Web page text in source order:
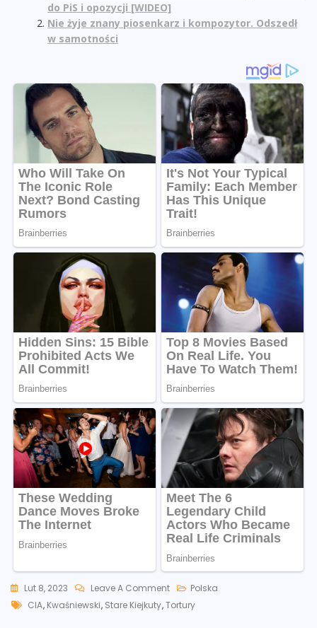
do PiS i opozycji [WIDEO]
Nie żyje znany piosenkarz i kompozytor. Odszedł
w samotności
Lut 8, 2023 Leave A CommentOn
Kwaśniewski
Polska
Tags
CIA, Kwaśniewski, Stare Kiejkuty,Tortury